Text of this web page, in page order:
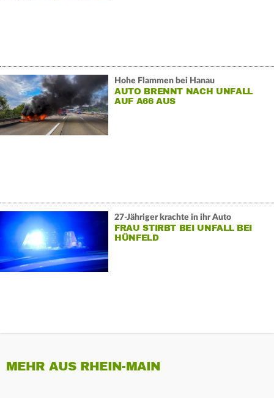
Hohe Flammen bei Hanau
AUTO BRENNT NACH UNFALL
AUF A66 AUS
27-Jähriger krachte in ihr Auto
FRAU STIRBT BEI UNFALL BEI
HÜNFELD
MEHR AUS RHEIN-MAIN